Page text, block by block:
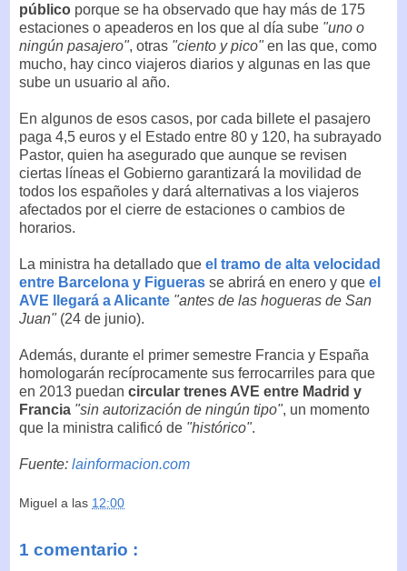
público porque se ha observado que hay más de 175
estaciones o apeaderos en los que al día sube "uno o
ningún pasajero", otras "ciento y pico"en las que, como
mucho, hay cinco viajeros diarios y algunas en las que
sube un usuario al año.
En algunos de esos casos, por cada billete el pasajero
paga 4,5 euros y el Estado entre 80 y 120, ha subrayado
Pastor, quien ha asegurado que aunque se revisen
ciertas líneas el Gobierno garantizará la movilidad de
todos los españoles y dará alternativas a los viajeros
afectados por el cierre de estaciones o cambios de
horarios.
La ministra ha detallado que el tramo de alta velocidad
entre Barcelona y Figueras se abrirá en enero y que el
AVE llegará a Alicante "antes de las hogueras de San
Juan"(24 de junio).
Además, durante el primer semestre Francia y España
homologarán recíprocamente sus ferrocarriles para que
en 2013 puedan circular trenes AVE entre Madrid y
Francia "sin autorización de ningún tipo", un momento
que la ministra calificó de "histórico".
Fuente: lainformacion.com
Miguel a las 12:00
1 comentario :